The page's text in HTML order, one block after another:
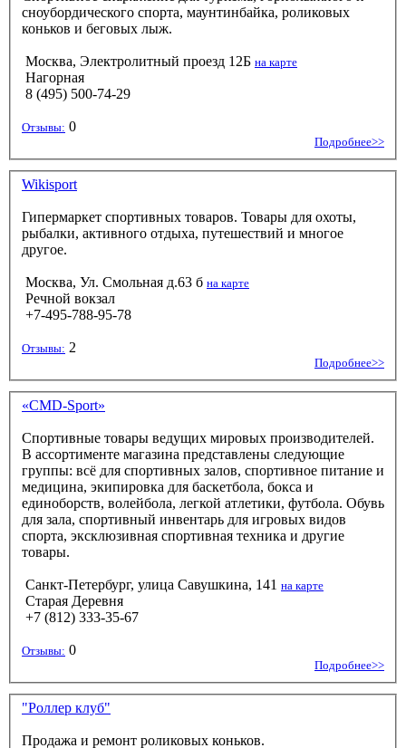
сноубордического спорта, маунтинбайка, роликовых
коньков и беговых лыж.
Москва, Электролитный проезд 12Б на карте
Нагорная
8 (495) 500-74-29
Отзывы: 0
Подробнее>>
Wikisport
Гипермаркет спортивных товаров. Товары для охоты,
рыбалки, активного отдыха, путешествий и многое
другое.
Москва, Ул. Смольная д.63 б на карте
Речной вокзал
+7-495-788-95-78
Отзывы: 2
Подробнее>>
«CMD-Sport»
Спортивные товары ведущих мировых производителей.
В ассортименте магазина представлены следующие
группы: всё для спортивных залов, спортивное питание и
медицина, экипировка для баскетбола, бокса и
единоборств, волейбола, легкой атлетики, футбола. Обувь
для зала, спортивный инвентарь для игровых видов
спорта, эксклюзивная спортивная техника и другие
товары.
Санкт-Петербург, улица Савушкина, 141 на карте
Старая Деревня
+7 (812) 333-35-67
Отзывы: 0
Подробнее>>
"Роллер клуб"
Продажа и ремонт роликовых коньков.